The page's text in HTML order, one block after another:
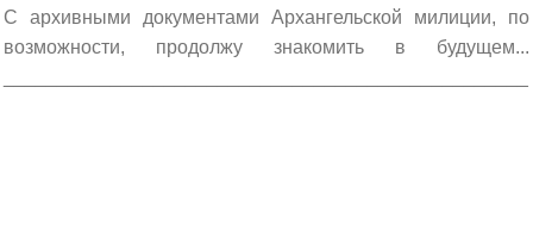
С архивными документами Архангельской милиции, по
возможности, продолжу знакомить в будущем...